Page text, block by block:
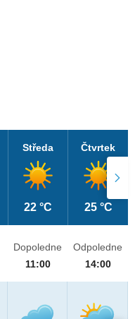
Středa
22 °C
Čtvrtek
25 °C
Dopoledne
11:00
Odpoledne
14:00